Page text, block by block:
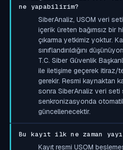
ne yapabilirim?
SiberAnaliz, USOM veri
içerik üreten bağımsız bir
çıkarma yetkimiz yoktur.
sınıflandırıldığını
T.C. Siber Güvenlik
ile iletişime geçerek itiraz/
gerekir. Resmi kaynaktan
sonra SiberAnaliz veri seti
senkronizasyonda
güncellenecektir.
Bu kayıt ilk ne zaman
Kayıt resmi USOM